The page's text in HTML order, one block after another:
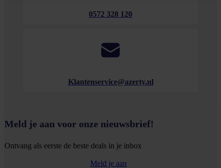
0572 328 120
Klantenservice@azerty.nl
Meld je aan voor onze nieuwsbrief!
Ontvang als eerste de beste deals in je inbox
Meld je aan